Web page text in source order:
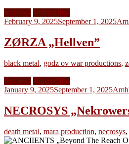
Reviews Video Clips
February 9, 2025September 1, 2025
ZØRZA „Hellven”
black metal, godz ov war productions,
Reviews Video Clips
January 9, 2025September 1, 2025
NECROSYS
death metal, mara production, necrosys,